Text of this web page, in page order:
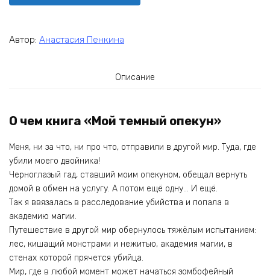
Автор: Анастасия Пенкина
Описание
О чем книга «Мой темный опекун»
Меня, ни за что, ни про что, отправили в другой мир. Туда, где
убили моего двойника!
Черноглазый гад, ставший моим опекуном, обещал вернуть
домой в обмен на услугу. А потом ещё одну… И ещё.
Так я ввязалась в расследование убийства и попала в
академию магии.
Путешествие в другой мир обернулось тяжёлым испытанием:
лес, кишащий монстрами и нежитью, академия магии, в
стенах которой прячется убийца.
Мир, где в любой момент может начаться зомбофейный